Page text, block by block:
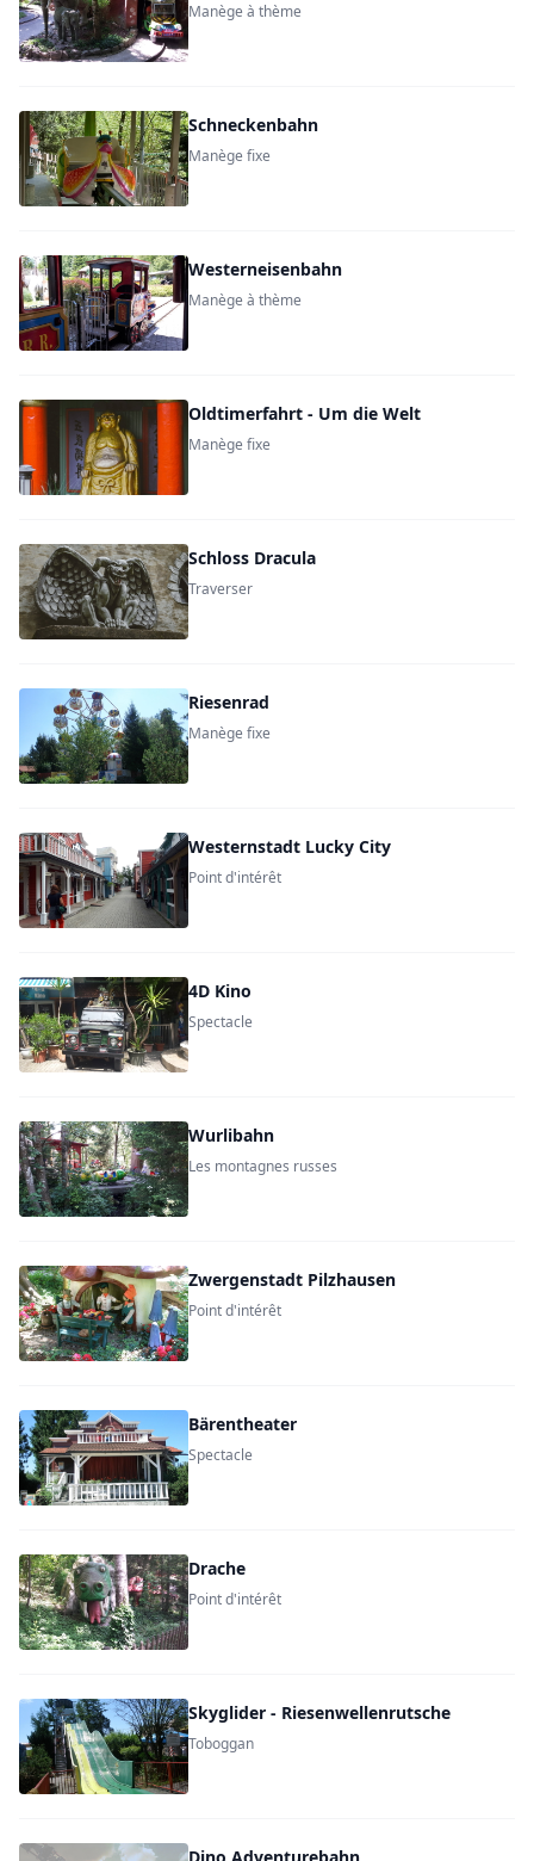
Manège à thème
Schneckenbahn
Manège fixe
Westerneisenbahn
Manège à thème
Oldtimerfahrt - Um die Welt
Manège fixe
Schloss Dracula
Traverser
Riesenrad
Manège fixe
Westernstadt Lucky City
Point d'intérêt
4D Kino
Spectacle
Wurlibahn
Les montagnes russes
Zwergenstadt Pilzhausen
Point d'intérêt
Bärentheater
Spectacle
Drache
Point d'intérêt
Skyglider - Riesenwellenrutsche
Toboggan